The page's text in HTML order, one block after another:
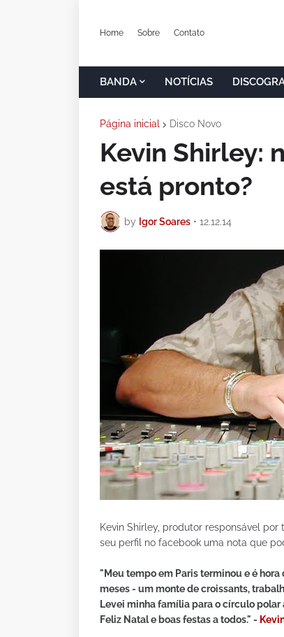
Home Sobre Contato
BANDA NOTÍCIAS
Página inicial Disco Novo
Kevin Shirley:
está pronto?
by Igor Soares • 12.12.14
Kevin Shirley, produtor responsável
seu perfil no facebook uma nota que
"Meu tempo em Paris terminou e é
meses - um monte de croissants,
Levei minha família para o círculo polar
Feliz Natal e boas festas a todos." -